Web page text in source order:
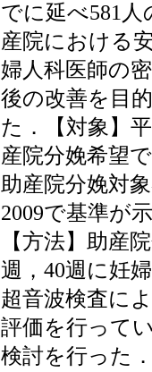
でに延べ581
産院における
婦人科医師の
後の改善を目
た．【対象】
産院分娩希望
助産院分娩対
2009で基準が
【方法】助産
週，40週に妊
超音波検査に
評価を行って
検討を行った